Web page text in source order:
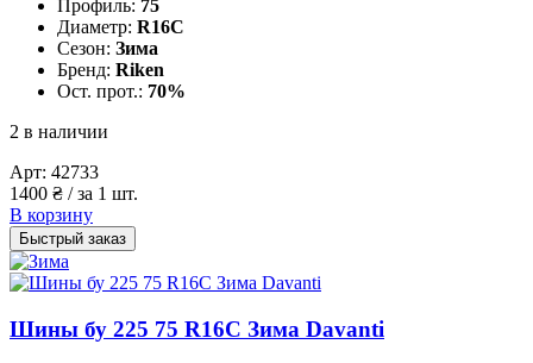
Профиль: 75
Диаметр: R16C
Сезон: Зима
Бренд: Riken
Ост. прот.: 70%
2 в наличии
Арт: 42733
1400 ₴ / за 1 шт.
В корзину
Быстрый заказ
Шины бу 225 75 R16C Зима Davanti